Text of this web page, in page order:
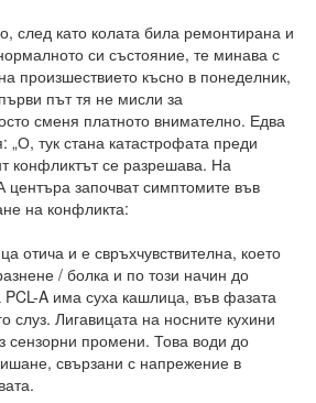
след като колата била ремонтирана и
си състояние, те минава с
произшествието късно в понеделник,
път тя не мисли за
сменя платното внимателно. Едва
„О, тук стана катастрофата преди
конфликтът се разрешава. На
започват симптомите във
на конфликта:
отича и е свръхчувствителна, което
/ болка и по този начин до
A има суха кашлица, във фазата
слуз. Лигавицата на носните кухини
промени. Това води до
свързани с напрежение в